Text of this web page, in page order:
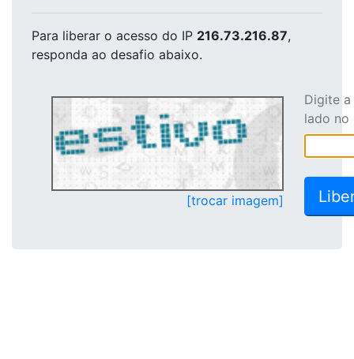
Para liberar o acesso do IP 216.73.216.87,
responda ao desafio abaixo.
[trocar imagem]
Digite
lado no